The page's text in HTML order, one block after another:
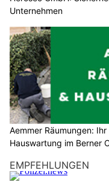
Unternehmen
Aemmer Räumungen:
Hauswartung im Berner
EMPFEHLUNGEN